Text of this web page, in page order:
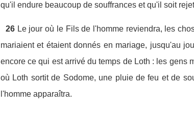
qu'il endure beaucoup de souffrances et qu'il soit
26 Le jour où le Fils de l'homme reviendra, les
mariaient et étaient donnés en mariage, jusqu'au
encore ce qui est arrivé du temps de Loth : les gens
où Loth sortit de Sodome, une pluie de feu et de
l'homme apparaîtra.